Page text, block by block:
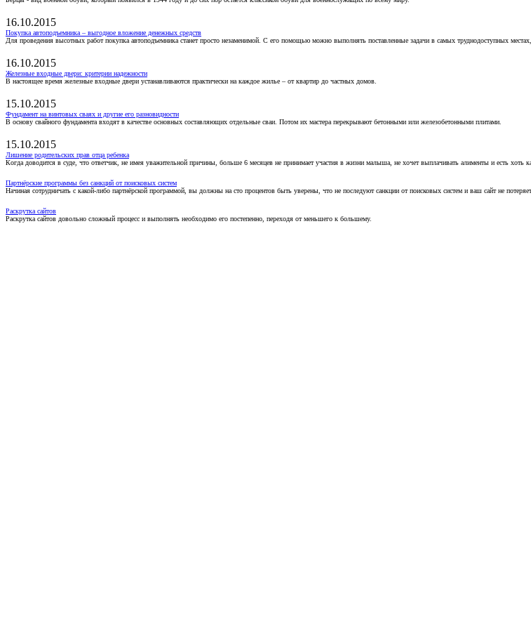
16.10.2015
Покупка автоподъемника – выгодное вложение денежных средств
Для проведения высотных работ покупка автоподъемника станет просто незаменимой. С его помощью можно выполнять поставленные задачи в самых труднодоступных
16.10.2015
Железные входные двери: критерии надежности
В настоящее время железные входные двери устанавливаются практически на каждое жилье – от квартир до частных домов.
15.10.2015
Фундамент на винтовых сваях и другие его разновидности
В основу свайного фундамента входят в качестве основных составляющих отдельные сваи. Потом их мастера перекрывают бетонными или железобетонными плитами.
15.10.2015
Лишение родительских прав отца ребенка
Когда доводится в суде, что ответчик, не имея уважительной причины, больше 6 месяцев не принимает участия в жизни малыша, не хочет выплачивать алименты и есть хоть
Партнёрские программы без санкций от поисковых систем
Начиная сотрудничать с какой-либо партнёрской программой, вы должны на сто процентов быть уверены, что не последуют санкции от поисковых систем и ваш сайт не
Раскрутка сайтов
Раскрутка сайтов довольно сложный процесс и выполнять необходимо его постепенно, переходя от меньшего к большему.